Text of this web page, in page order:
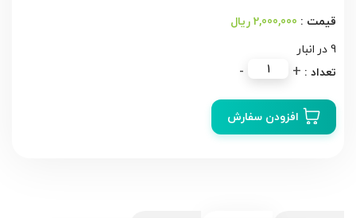
2,000,000 ریال
9 در انبار
تسبیح
-
02
- +
افزودن سفارش